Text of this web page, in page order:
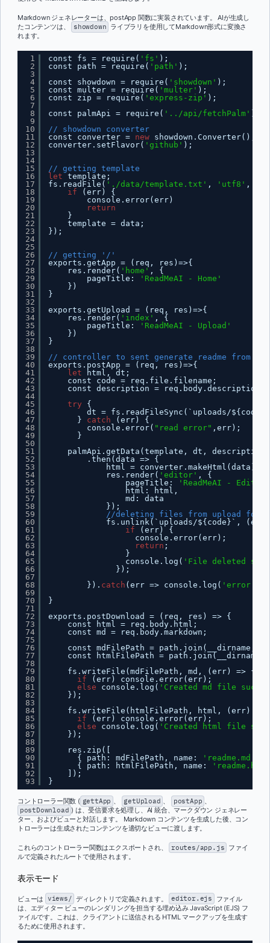
Markdown ジェネレーターは、postApp 関数に実装されています。 AIが生成し
たコンテンツは、
showdown ライブラリを使用してMarkdown形式に変換さ
れます。
1
2
3
4
5
6
7
8
9
10
11
12
13
14
15
16
17
18
19
20
21
22
23
24
25
26
27
28
29
30
31
32
33
34
35
36
37
38
39
40
41
42
43
44
45
46
47
48
49
50
51
52
53
54
55
56
57
58
59
60
61
62
63
64
65
66
67
68
69
70
71
72
73
74
75
76
77
78
79
80
81
82
83
84
85
86
87
88
89
90
91
92
93
const fs = require( 'fs' );
const path = require( 'path' );
const showdown = require( 'showdown' );
const multer = require( 'multer' );
const zip = require( 'express-zip' );
const palmApi = require( '../api/fetchPalm'
// showdown converter
const converter = new
showdown.Converter();
converter.setFlavor( 'github' );
// getting template
let template;
fs.readFile( './data/template.txt' , 'utf8' ,
if
(err) {
console.error(err)
return
}
template = data;
});
// getting '/'
exports.getApp = (req, res)=>{
res.render( 'home' , {
pageTitle:
'ReadMeAI - Home'
})
}
exports.getUpload = (req, res)=>{
res.render( 'index' , {
pageTitle:
'ReadMeAI - Upload'
})
}
// controller to sent generate readme from
exports.postApp = (req, res)=>{
let
html, dt;
const code = req.file.filename;
const description = req.body.description;
try
{
dt = fs.readFileSync(`uploads/
} catch
(err) {
console.error( "read error" ,err);
}
palmApi.getData(template, dt, description)
.then(data => {
html = converter.makeHtml(data);
res.render( 'editor' , {
pageTitle:
'ReadMeAI - Editor'
html: html,
md: data
});
//deleting files from upload
fs.unlink(`uploads/${code}`,
if
(err) {
console.error(err);
return ;
}
console.log( 'File deleted
});
}). catch (err => console.log( 'error
}
exports.postDownload = (req, res) => {
const html = req.body.html;
const md = req.body.markdown;
const mdFilePath = path.join(__dirname,
const htmlFilePath = path.join(__dirname,
fs.writeFile(mdFilePath, md, (err) => {
if
(err) console.error(err);
else
console.log( 'Created md file
});
fs.writeFile(htmlFilePath, html, (err) =>
if
(err) console.error(err);
else
console.log( 'Created html file
});
res.zip([
{ path: mdFilePath, name:
'readme.md'
{ path: htmlFilePath, name:
]);
}
コントローラー関数 ( gettApp 、 getUpload 、 postApp 、
postDownload ) は、受信要求を処理し、AI 統合、マークダウン ジェネレー
ター、およびビューと対話します。 Markdown コンテンツを生成した後、コン
トローラーは生成されたコンテンツを適切なビューに渡します。
これらのコントローラー関数はエクスポートされ、 routes/app.js ファイ
ルで定義されたルートで使用されます。
表示モード
ビューは views/ ディレクトリで定義されます。 editor.ejs
ファイル
は、エディター ビューのレンダリングを担当する埋め込み JavaScript (EJS) フ
ァイルです。これは、クライアントに送信される HTML マークアップを生成す
るために使用されます。